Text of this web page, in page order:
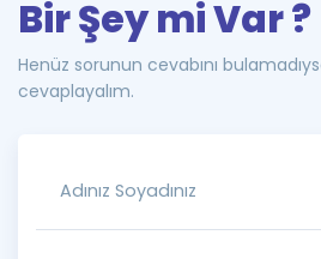
Bir Şey mi Var ?
Henüz sorunun cevabını
cevaplayalım.